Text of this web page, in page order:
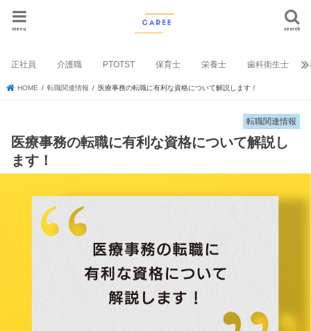
search
menu
正社員 介護職 PTOTST 保育士 栄養士 歯科衛生士
HOME 転職関連情報 医療事務の転職に有利な資格について解説します！
転職関連情報
医療事務の転職に有利な資格について解説し
ます！